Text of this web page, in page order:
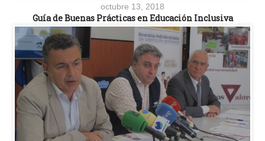
octubre 13, 2018
Guía de Buenas Prácticas en Educación Inclusiva